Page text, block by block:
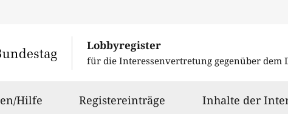
Lobbyregister
für die Interessenvertretung gegenüber dem
Hilfe Registereinträge Inhalte der